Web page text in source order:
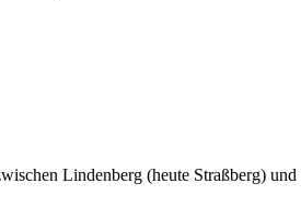
Lindenberg (heute Straßberg)